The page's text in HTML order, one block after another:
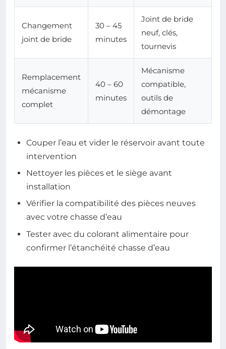
Changement
joint de bride
30 – 45
minutes
Joint de bride
neuf, clés,
tournevis
Remplacement
mécanisme
complet
40 – 60
minutes
Mécanisme
compatible,
outils de
démontage
Couper l’eau et vider le réservoir avant toute
intervention
Nettoyer les pièces et le siège avant
installation
Vérifier la compatibilité des pièces neuves
avec votre chasse d’eau
Tester avec du colorant alimentaire pour
confirmer l’étanchéité chasse d’eau